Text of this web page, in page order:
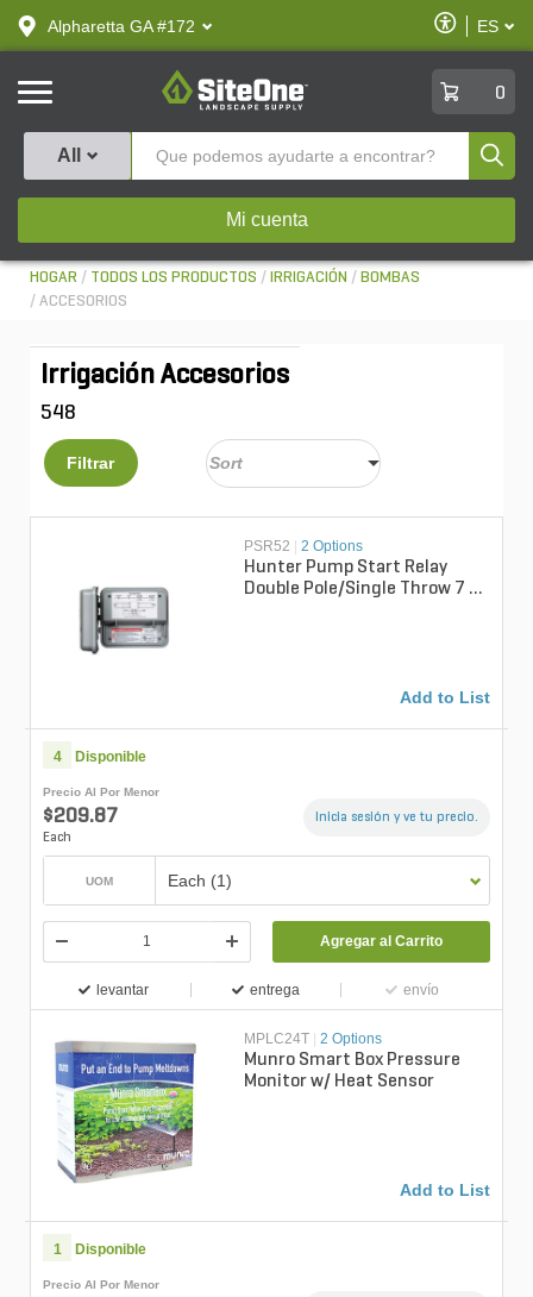
text.skipToContent
text.skipToNavigation
Alpharetta GA #172
Habilitar
ES
SiteOne
0
All
Mi cuenta
HOGAR TODOS LOS PRODUCTOS IRRIGACIÓN
BOMBAS
ACCESORIOS
Irrigación Accesorios
548
Filtrar
PSR52 2 Options
Hunter Pump Start Relay
Double Pole/Single Throw 7 -
Add to List
4 Disponible
Precio Al Por Menor
$209.87
Each
Inicia sesión y ve tu precio.
UOM Each (1)
Agregar al Carrito
levantar entrega envío
MPLC24T 2 Options
Munro Smart Box Pressure
Monitor w/ Heat Sensor
Add to List
1 Disponible
Precio Al Por Menor